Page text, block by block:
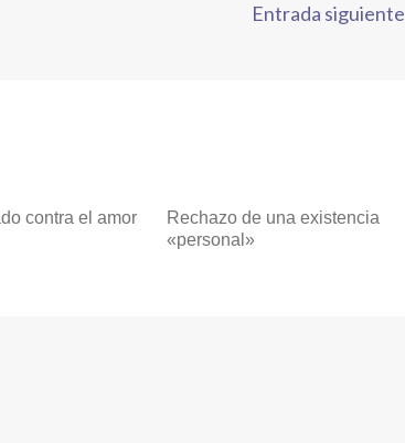
Entrada siguiente
contra el amor
Rechazo de una existencia
«personal»